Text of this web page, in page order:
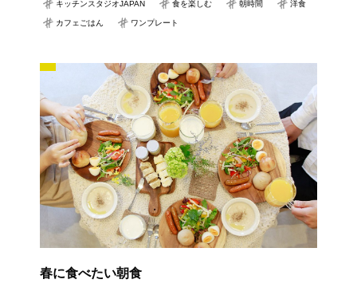
キッチンスタジオJAPAN 食を楽しむ 朝時間 洋食
カフェごはん ワンプレート
春に食べたい朝食